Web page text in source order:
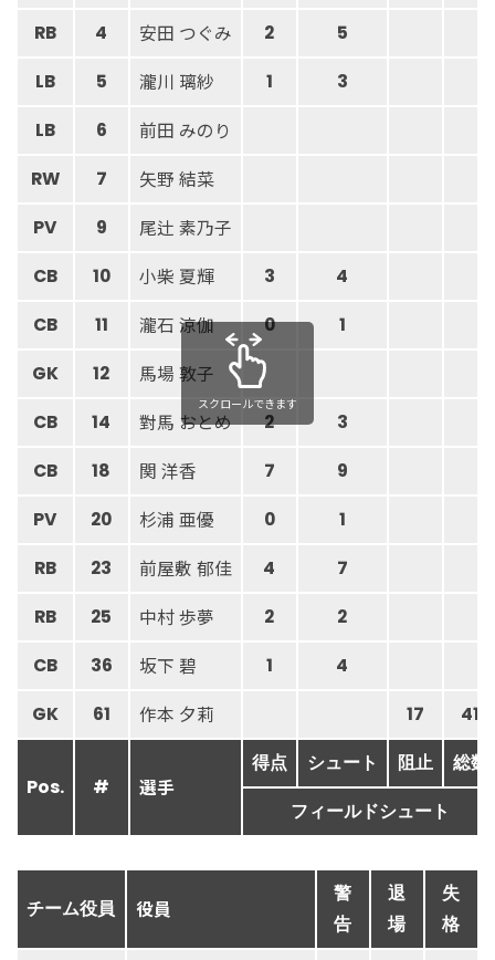
RB 4 安田 つぐみ 2 5
LB 5 瀧川 璃紗 1 3
LB 6 前田 みのり
RW 7 矢野 結菜
PV 9 尾辻 素乃子
CB 10 小柴 夏輝 3 4
CB 11 瀧石 涼伽 0 1
GK 12 馬場 敦子
CB 14 對馬 おとめ 2 3
CB 18 関 洋香 7 9
PV 20 杉浦 亜優 0 1
RB 23 前屋敷 郁佳 4 7
RB 25 中村 歩夢 2 2
CB 36 坂下 碧 1 4
GK 61 作本 夕莉 17 41
Pos. # 選手
得点 シュート 阻止 総数
フィールドシュート
スクロールできます
チーム役員 役員
警
告
退
場
失
格